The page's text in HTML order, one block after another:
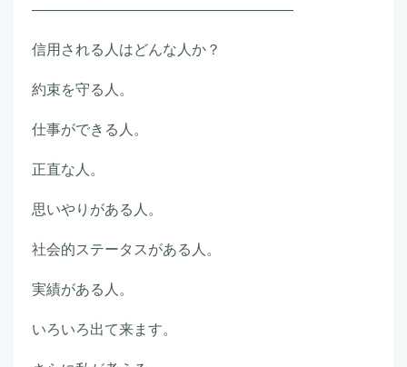
――――――――――――――――――
信用される人はどんな人か？
約束を守る人。
仕事ができる人。
正直な人。
思いやりがある人。
社会的ステータスがある人。
実績がある人。
いろいろ出て来ます。